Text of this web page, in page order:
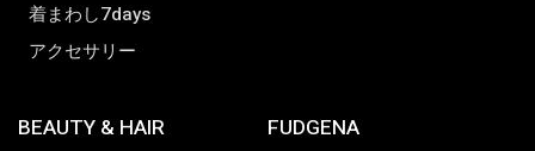
着まわし7days
アクセサリー
BEAUTY & HAIR FUDGENA